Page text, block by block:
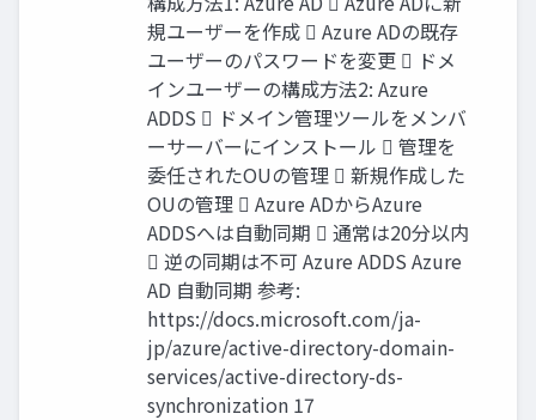
規ユーザーを作成  Azure ADの既存
ユーザーのパスワードを変更  ドメ
インユーザーの構成方法2: Azure
ADDS  ドメイン管理ツールをメンバ
ーサーバーにインストール  管理を
委任されたOUの管理  新規作成した
OUの管理  Azure ADからAzure
ADDSへは自動同期  通常は20分以内
 逆の同期は不可 Azure ADDS Azure
AD 自動同期 参考:
https://docs.microsoft.com/ja-
jp/azure/active-directory-domain-
services/active-directory-ds-
synchronization 17